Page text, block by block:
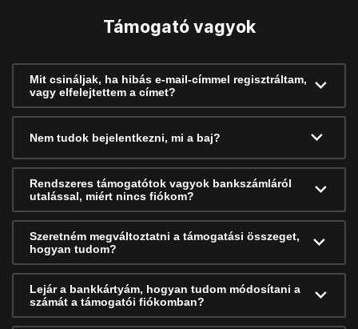
Támogató vagyok
Mit csináljak, ha hibás e-mail-címmel regisztráltam,
vagy elfelejtettem a címet?
Nem tudok bejelentkezni, mi a baj?
Rendszeres támogatótok vagyok bankszámláról
utalással, miért nincs fiókom?
Szeretném megváltoztatni a támogatási összeget,
hogyan tudom?
Lejár a bankkártyám, hogyan tudom módosítani a
számát a támogatói fiókomban?